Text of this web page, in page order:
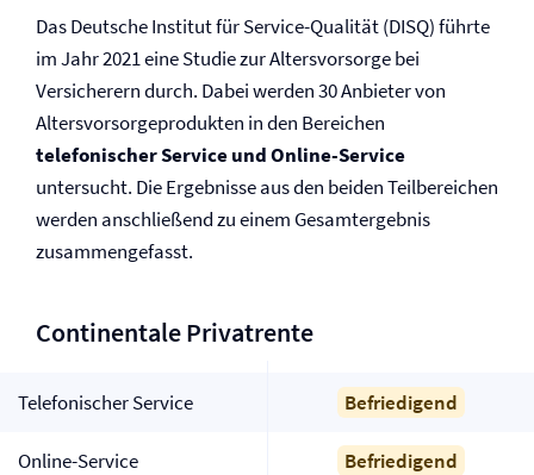
Das Deutsche Institut für Service-Qualität (DISQ) führte
im Jahr 2021 eine Studie zur Altersvorsorge bei
Versicherern durch. Dabei werden 30 Anbieter von
Altersvorsorgeprodukten in den Bereichen
telefonischer Service und Online-Service
untersucht. Die Ergebnisse aus den beiden Teilbereichen
werden anschließend zu einem Gesamtergebnis
zusammengefasst.
Continentale Privatrente
Telefonischer Service Befriedigend
Online-Service Befriedigend